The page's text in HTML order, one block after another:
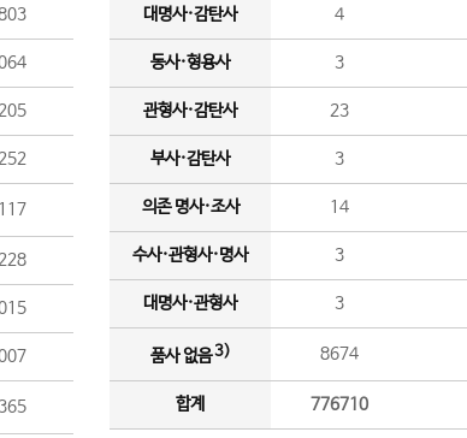
대명사·감탄사 4
동사·형용사 3
관형사·감탄사 23
부사·감탄사 3
의존 명사·조사 14
수사·관형사·명사 3
대명사·관형사 3
품사 없음3) 8674
합계 776710